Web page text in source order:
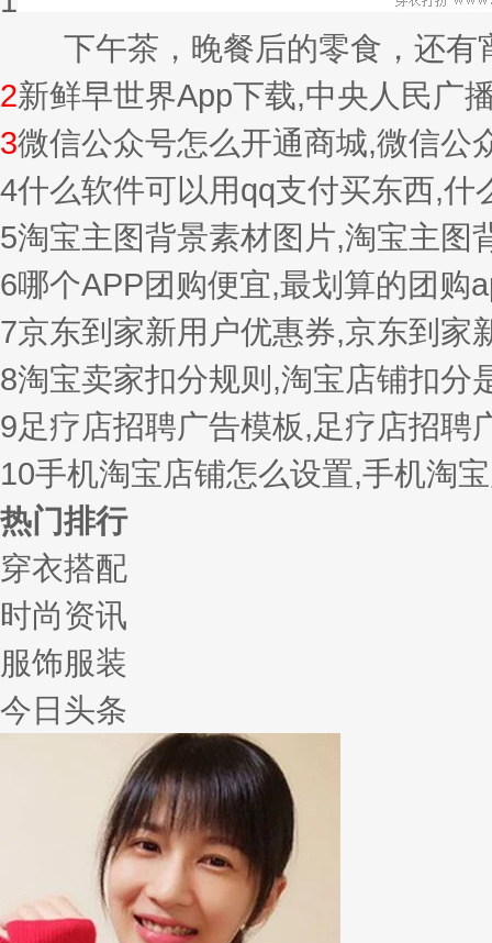
下午茶，晚餐后的零食，还有
2新鲜早世界App下载,中央人民广
3微信公众号怎么开通商城,微信公
4什么软件可以用qq支付买东西,什
5淘宝主图背景素材图片,淘宝主图
6哪个APP团购便宜,最划算的团购
7京东到家新用户优惠券,京东到家
8淘宝卖家扣分规则,淘宝店铺扣分
9足疗店招聘广告模板,足疗店招聘
10手机淘宝店铺怎么设置,手机淘
热门排行
穿衣搭配
时尚资讯
服饰服装
今日头条